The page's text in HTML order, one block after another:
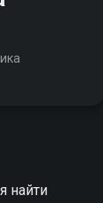
найти